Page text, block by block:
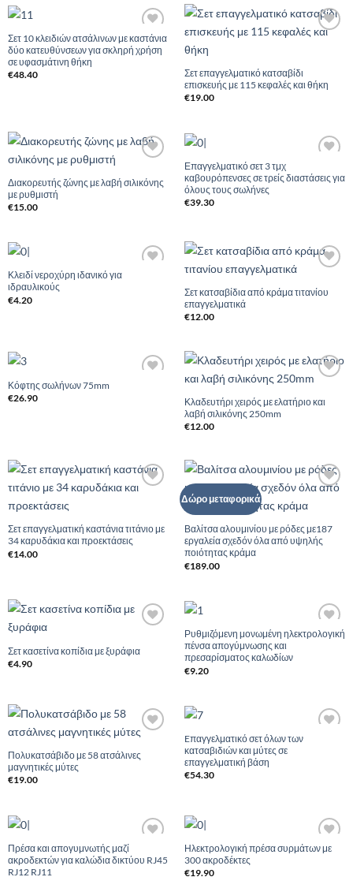
Add to
Wishlist
Σετ 10 κλειδιών ατσάλινων με καστάνια
δύο κατευθύνσεων για σκληρή χρήση
σε υφασμάτινη θήκη
€48.40
Add to
Σετ επαγγελματικό κατσαβίδι
επισκευής με 115 κεφαλές και θήκη
€19.00
Wishlist
Διακορευτής ζώνης με λαβή σιλικόνης
με ρυθμιστή
€15.00
Wishlist
Επαγγελματικό σετ 3 τμχ
καβουρόπενσες σε τρείς διαστάσεις για
όλους τους σωλήνες
€39.30
Κλειδί νεροχύρη ιδανικό για
ιδραυλικούς
€4.20
Wishlist
Σετ κατσαβίδια από κράμα τιτανίου
επαγγελματικά
€12.00
Κόφτης σωλήνων 75mm
€26.90
Κλαδευτήρι χειρός με ελατήριο και
λαβή σιλικόνης 250mm
€12.00
Σετ επαγγελματική καστάνια τιτάνιο με
34 καρυδάκια και προεκτάσεις
€14.00
Δώρο μεταφορικά
Βαλίτσα αλουμινίου με ρόδες με187
εργαλεία σχεδόν όλα από υψηλής
ποιότητας κράμα
€189.00
Σετ κασετίνα κοπίδια με ξυράφια
€4.90
Add to
Ρυθμιζόμενη μονωμένη ηλεκτρολογική
πένσα απογύμνωσης και
πρεσαρίσματος καλωδίων
€9.20
Add to
Πολυκατσάβιδο με 58 ατσάλινες
μαγνητικές μύτες
€19.00
Eπαγγελματικό σετ όλων των
κατσαβιδιών και μύτες σε
επαγγελματική βάση
€54.30
Wishlist
Πρέσα και απογυμνωτής μαζί
ακροδεκτών για καλώδια δικτύου RJ45
RJ12 RJ11
Add to
Ηλεκτρολογική πρέσα συρμάτων με
300 ακροδέκτες
€19.90